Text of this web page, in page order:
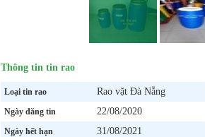
Thông tin tin rao
Loại tin rao Rao vặt Đà Nẵng
Ngày đăng tin 22/08/2020
Ngày hết hạn 31/08/2021